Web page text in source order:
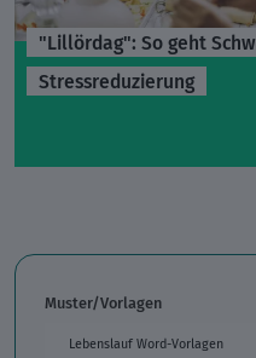
"Lillördag": So geht
Stressreduzierung
Muster/Vorlagen
Lebenslauf Word-Vorlagen